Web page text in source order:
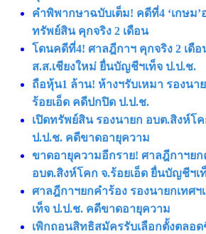
คำพิพากษาฉบับเต็ม! คดีที่4 ‘เกษม’
ทรัพย์สิน คุกจริง 2 เดือน
โดนคดีที่4! ศาลฎีกาฯ คุกจริง 2 เดือ
ส.ส.เชียงใหม่ ยื่นบัญชีฯเท็จ ป.ป.ช.
ถือหุ้น1 ล้าน! ห้างฯรับเหมา รองนา
ร้อยเอ็ด คดีปกปิด ป.ป.ช.
เปิดทรัพย์สิน รองนายก อบต.สิงห์โ
ป.ป.ช. คดีขาดอายุความ
ขาดอายุความอีกราย! ศาลฎีกาฯยก
อบต.สิงห์โคก จ.ร้อยเอ็ด ยื่นบัญชีฯเ
ศาลฎีกาฯยกคำร้อง รองนายกเทศ
เท็จ ป.ป.ช. คดีขาดอายุความ
เพิกถอนสิทธิสมัครรับเลือกตั้งตลอ